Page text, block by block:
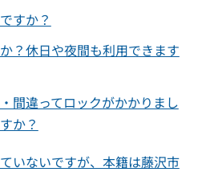
すか？
？休日や夜間も利用できます
間違ってロックがかかりまし
か？
いないですが、本籍は藤沢市